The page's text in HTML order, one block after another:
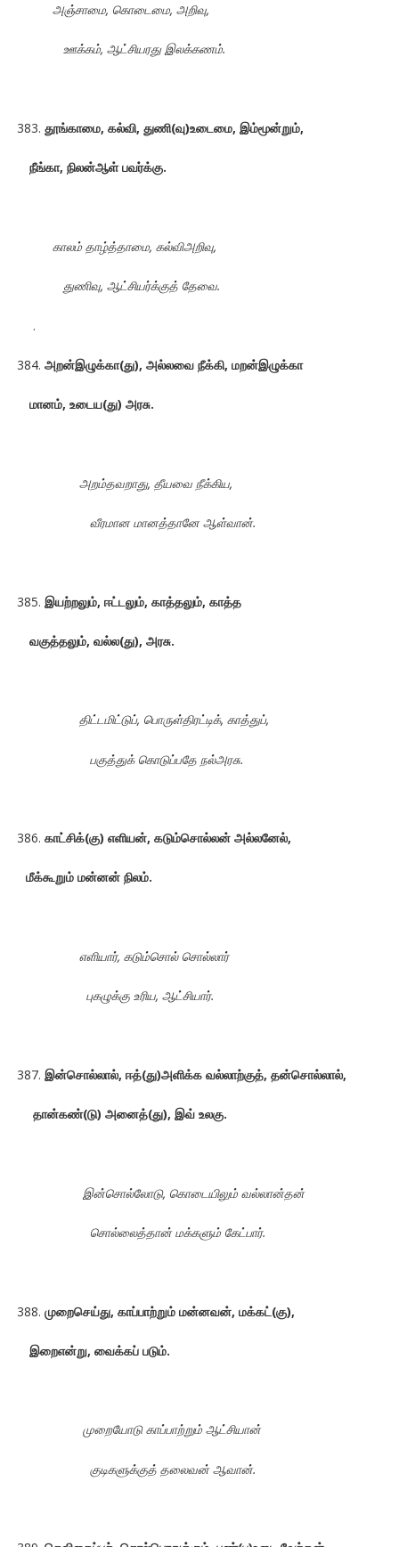
அஞ்சாமை, கொடைமை, அறிவு,
ஊக்கம், ஆட்சியரது இலக்கணம்.
தூங்காமை, கல்வி, துணி(வு)உடைமை, இம்மூன்றும்,
நீங்கா, நிலன்ஆள் பவர்க்கு.
காலம் தாழ்த்தாமை, கல்விஅறிவு,
துணிவு, ஆட்சியர்க்குத் தேவை.
.
அறன்இழுக்கா(து), அல்லவை நீக்கி, மறன்இழுக்கா
மானம், உடைய(து) அரசு.
அறம்தவறாது, தீயவை நீக்கிய,
வீரமான மானத்தானே ஆள்வான்.
இயற்றலும், ஈட்டலும், காத்தலும், காத்த
வகுத்தலும், வல்ல(து), அரசு.
திட்டமிட்டுப், பொருள்திரட்டிக், காத்துப்,
பகுத்துக் கொடுப்பதே நல்அரசு.
காட்சிக்(கு) எளியன், கடும்சொல்லன் அல்லனேல்,
மீக்கூறும் மன்னன் நிலம்.
எளியார், கடும்சொல் சொல்லார்
புகழுக்கு உரிய, ஆட்சியார்.
இன்சொல்லால், ஈத்(து)அளிக்க வல்லாற்குத், தன்சொல்லால்,
தான்கண்(டு) அனைத்(து), இவ் உலகு.
இன்சொல்லோடு, கொடையிலும் வல்லான்தன்
சொல்லைத்தான் மக்களும் கேட்பார்.
முறைசெய்து, காப்பாற்றும் மன்னவன், மக்கட்(கு),
இறைஎன்று, வைக்கப் படும்.
முறையோடு காப்பாற்றும் ஆட்சியான்
குடிகளுக்குத் தலைவன் ஆவான்.